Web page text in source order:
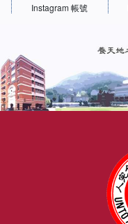
Instagram 帳號